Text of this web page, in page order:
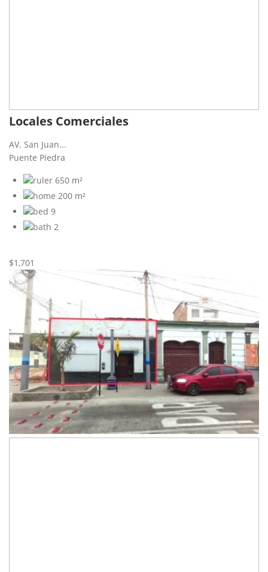
Locales Comerciales
AV. San Juan...
Puente Piedra
650 m²
200 m²
9
2
$1,701